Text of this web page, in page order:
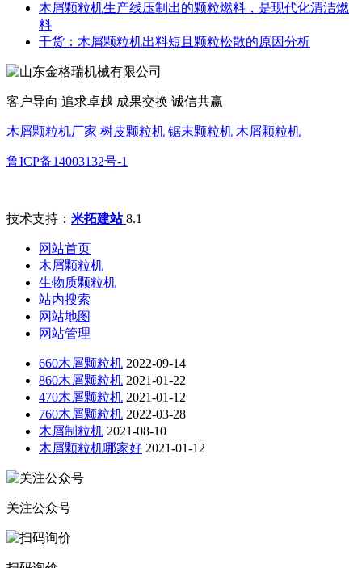
木屑颗粒机生产线压制出的颗粒燃料，是现代化清洁燃
料
干货：木屑颗粒机出料短且颗粒松散的原因分析
客户导向 追求卓越 成果交换 诚信共赢
木屑颗粒机厂家 树皮颗粒机 锯末颗粒机 木屑颗粒机
鲁ICP备14003132号-1
技术支持： 米拓建站8.1
网站首页
木屑颗粒机
生物质颗粒机
站内搜索
网站地图
网站管理
660木屑颗粒机 2022-09-14
860木屑颗粒机 2021-01-22
470木屑颗粒机 2021-01-12
760木屑颗粒机 2022-03-28
木屑制粒机 2021-08-10
木屑颗粒机哪家好 2021-01-12
关注公众号